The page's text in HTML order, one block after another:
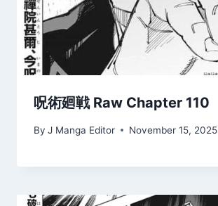
呪術廻戦 Raw Chapter 110
By J Manga Editor November 15, 2025